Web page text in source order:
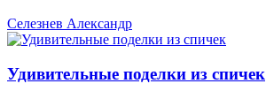
Селезнев Александр
Удивительные поделки из спичек